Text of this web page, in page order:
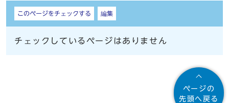
しおり
このページをチェックする 編集
チェックしているページはありません
ページの
先頭へ戻る